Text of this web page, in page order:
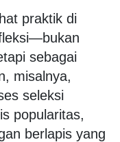
praktik di
sebagai
misalnya,
seleksi
popularitas,
berlapis yang